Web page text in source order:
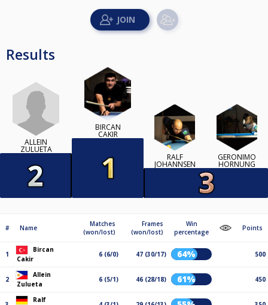
Results
ALLEIN
ZULUETA
BIRCAN
CAKIR
RALF
JOHANNSEN
GERONIMO
HORNUNG
# Name
Matches
(won/lost)
Frames
(won/lost)
Win
percentage
Points
1
Bircan
Cakir
6 (6/0) 47 (30/17) 64% 500
2
Allein
Zulueta
6 (5/1) 46 (28/18) 61% 450
Ralf